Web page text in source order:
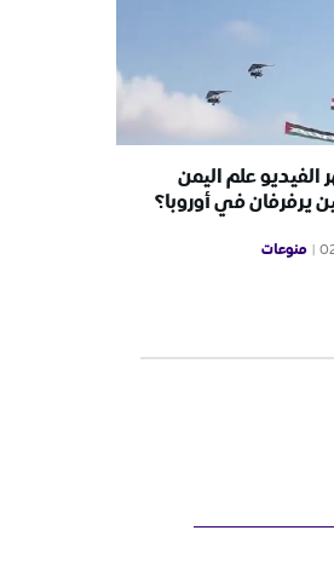
علم اليمن
يرفرفان في أوروبا؟
منوعات